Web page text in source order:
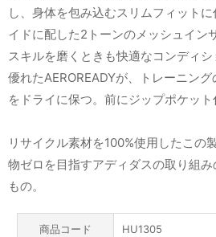
し、身体を包み込むスリムフィット
イドに配した2トーンのメッシュイン
スキルを磨くときも快適なコンディ
優れたAEROREADYが、トレーニン
をドライに保つ。前にジップポケット
リサイクル素材を100%使用したこの
物ゼロを目指すアディダスの取り組
もの。
商品コード HU1305